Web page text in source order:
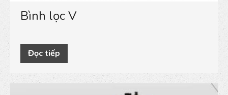
Bình lọc V
Đọc tiếp